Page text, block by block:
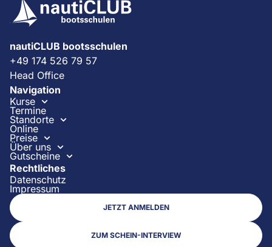
nautiCLUB bootsschulen
+49 174 526 79 57
Head Office
Navigation
Kurse
Termine
Standorte
Online
Preise
Über uns
Gutscheine
Rechtliches
Datenschutz
Impressum
JETZT ANMELDEN
ZUM SCHEIN-INTERVIEW